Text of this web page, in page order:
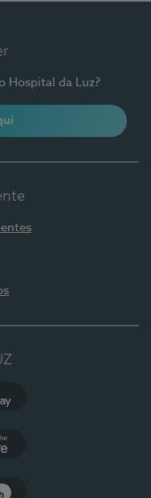
Hospital da Luz?